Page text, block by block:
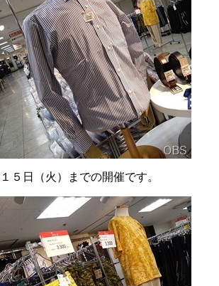
１５日（火）までの開催です。